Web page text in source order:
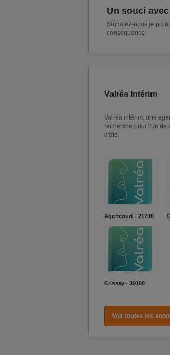
Un souci
Signalez-nous le
conséquence.
Valréa Intérim
Valréa intérim, une
recherche pour l'un de
d'été.
Agencourt - 21700
Crissey - 39100
Voir toutes les